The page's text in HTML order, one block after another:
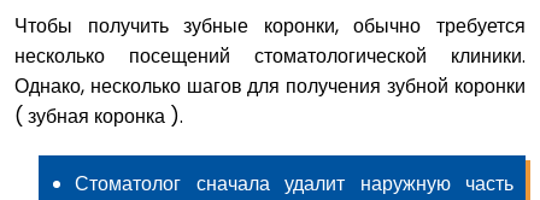
Чтобы получить зубные коронки, обычно требуется
несколько посещений стоматологической клиники.
Однако, несколько шагов для получения зубной коронки
( зубная коронка ).
Стоматолог сначала удалит наружную часть